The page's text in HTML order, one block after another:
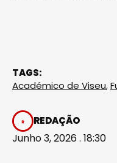
TAGS:
Académico de Viseu,
REDAÇÃO
Junho 3, 2026 . 18:30